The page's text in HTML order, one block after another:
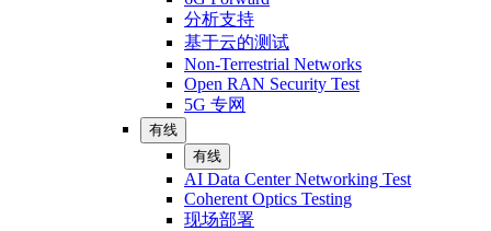
分析支持
基于云的测试
Non-Terrestrial Networks
Open RAN Security Test
5G 专网
有线
有线
AI Data Center Networking Test
Coherent Optics Testing
现场部署